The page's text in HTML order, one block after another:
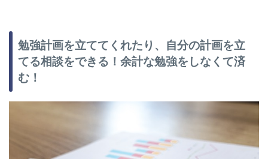
勉強計画を立ててくれたり、自分の計画を立
てる相談をできる！余計な勉強をしなくて済
む！